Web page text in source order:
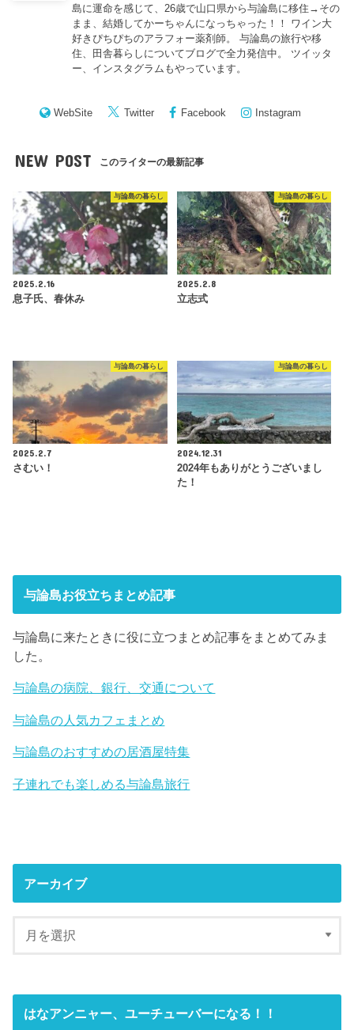
島に運命を感じて、26歳で山口県から与論島に移住→その
まま、結婚してかーちゃんになっちゃった！！ ワイン大
好きぴちぴちのアラフォー薬剤師。 与論島の旅行や移
住、田舎暮らしについてブログで全力発信中。 ツイッタ
ー、インスタグラムもやっています。
WebSite Twitter Facebook Instagram
NEW POST このライターの最新記事
与論島の暮らし
2025.2.16
息子氏、春休み
与論島の暮らし
2025.2.8
立志式
与論島の暮らし
2025.2.7
さむい！
与論島の暮らし
2024.12.31
2024年もありがとうございまし
た！
与論島お役立ちまとめ記事
与論島に来たときに役に立つまとめ記事をまとめてみま
した。
与論島の病院、銀行、交通について
与論島の人気カフェまとめ
与論島のおすすめの居酒屋特集
子連れでも楽しめる与論島旅行
アーカイブ
はなアンニャー、ユーチューバーになる！！